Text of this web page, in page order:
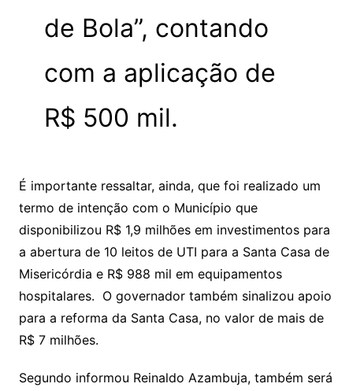
de Bola”, contando
com a aplicação de
R$ 500 mil.
É importante ressaltar, ainda, que foi realizado um
termo de intenção com o Município que
disponibilizou R$ 1,9 milhões em investimentos para
a abertura de 10 leitos de UTI para a Santa Casa de
Misericórdia e R$ 988 mil em equipamentos
hospitalares. O governador também sinalizou apoio
para a reforma da Santa Casa, no valor de mais de
R$ 7 milhões.
Segundo informou Reinaldo Azambuja, também será